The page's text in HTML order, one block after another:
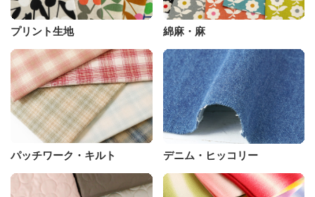
プリント生地 綿麻・麻
パッチワーク・キルト デニム・ヒッコリー